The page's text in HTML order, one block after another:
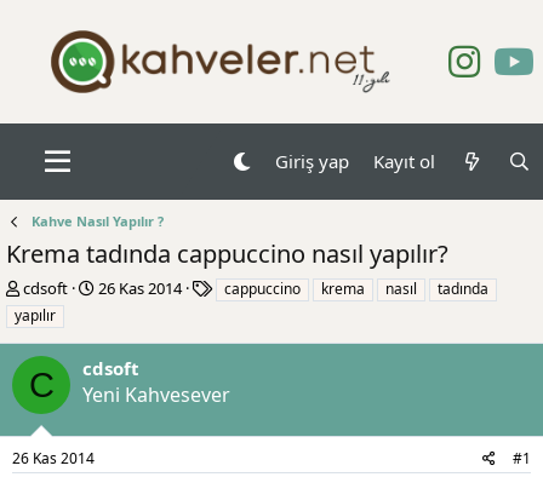
Giriş yap Kayıt ol
Kahve Nasıl Yapılır ?
Krema tadında cappuccino nasıl yapılır?
K
o
n
b
u
b
a
cdsoft
B
a
n
ı
26 Kas 2014
t
e
cappuccino krema nasıl
tadında
yapılır
C cdsoft
Yeni Kahvesever
26 Kas 2014 #1